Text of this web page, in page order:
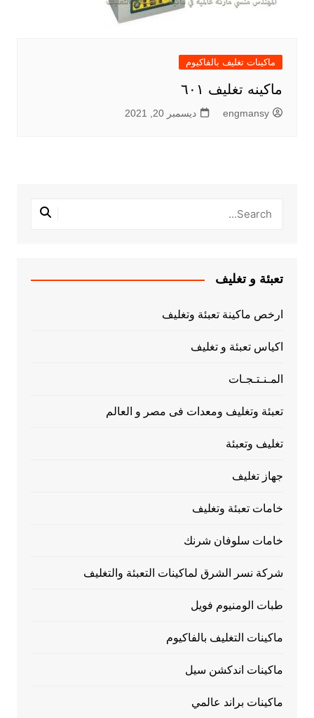
ماكينات تغليف بالفاكيوم
ماكينه تغليف ٦٠١
engmansy ديسمبر 20, 2021
تعبئة و تغليف
ارخص ماكينة تعبئة وتغليف
اكياس تعبئة و تغليف
المـنـتـجـات
تعبئة وتغليف ومعدات فى مصر و العالم
تغليف وتعبئة
جهاز تغليف
خامات تعبئة وتغليف
خامات سلوفان شرنك
شركة نسر الشرق لماكينات التعبئة والتغليف
طبات الومنيوم فويل
ماكينات التغليف بالفاكيوم
ماكينات اندكشن سيل
ماكينات براند عالمي